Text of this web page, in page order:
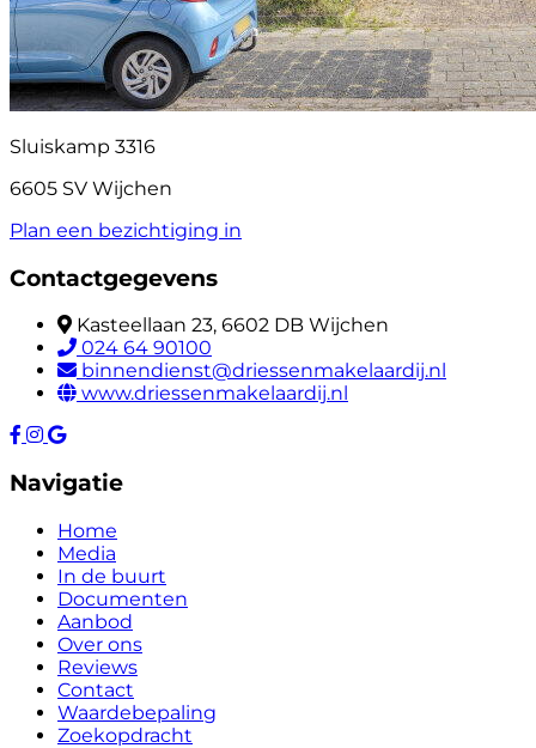
Sluiskamp 3316
6605 SV Wijchen
Plan een bezichtiging in
Contactgegevens
Kasteellaan 23, 6602 DB Wijchen
024 64 90100
binnendienst@driessenmakelaardij.nl
www.driessenmakelaardij.nl
Navigatie
Home
Media
In de buurt
Documenten
Aanbod
Over ons
Reviews
Contact
Waardebepaling
Zoekopdracht